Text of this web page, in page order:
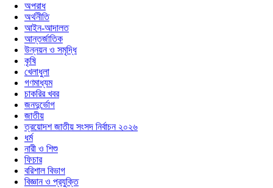
অপরাধ
অর্থনীতি
আইন-আদালত
আন্তর্জাতিক
উন্নয়ন ও সমৃদ্ধি
কৃষি
খেলাধুলা
গণমাধ্যম
চাকরির খবর
জনদুর্ভোগ
জাতীয়
ত্রয়োদশ জাতীয় সংসদ নির্বাচন ২০২৬
ধর্ম
নারী ও শিশু
ফিচার
বরিশাল বিভাগ
বিজ্ঞান ও প্রযুক্তি